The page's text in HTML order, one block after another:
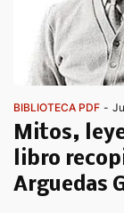
BIBLIOTECA PDF -
Mitos,
libro
Arguedas